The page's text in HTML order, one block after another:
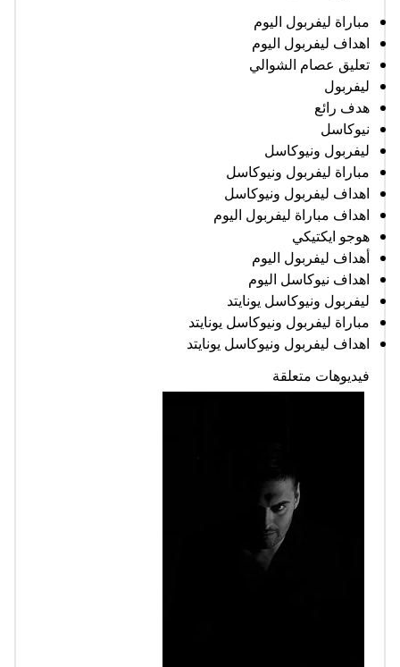
مباراة ليفربول اليوم
اهداف ليفربول اليوم
تعليق عصام الشوالي
ليفربول
هدف رائع
نيوكاسل
ليفربول ونيوكاسل
مباراة ليفربول ونيوكاسل
اهداف ليفربول ونيوكاسل
اهداف مباراة ليفربول اليوم
هوجو ايكتيكي
أهداف ليفربول اليوم
اهداف نيوكاسل اليوم
ليفربول ونيوكاسل يونايتد
مباراة ليفربول ونيوكاسل يونايتد
اهداف ليفربول ونيوكاسل يونايتد
فيديوهات متعلقة